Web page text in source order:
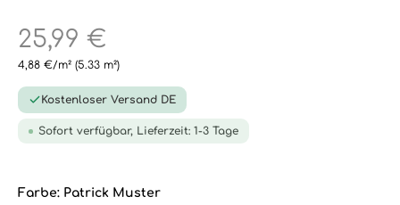
25,99 €
4,88 €/m² (5.33 m²)
Kostenloser Versand DE
Sofort verfügbar, Lieferzeit: 1-3 Tage
Farbe: Patrick Muster